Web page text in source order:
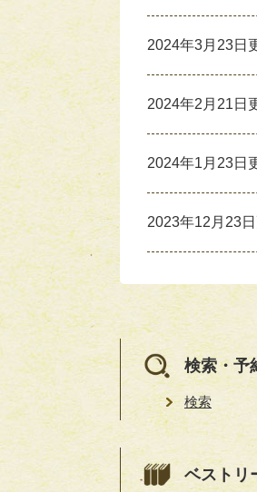
2024年3月23日
2024年2月21日
2024年1月23日
2023年12月23
検索・予
検索
ベストリ